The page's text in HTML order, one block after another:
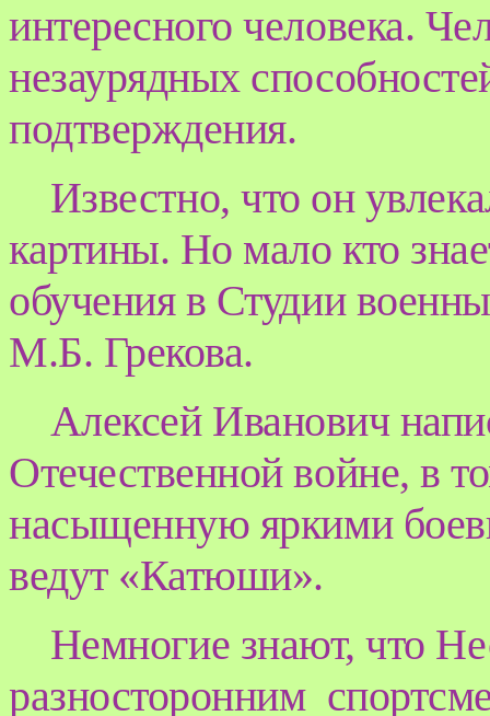
интересного человека.
незаурядных
подтверждения.
Известно, что он
картины. Но мало кто
обучения в Студии
М.Б. Грекова.
Алексей Иванович
Отечественной войне, в
насыщенную яркими
ведут «Катюши».
Немногие знают, что
разносторонним